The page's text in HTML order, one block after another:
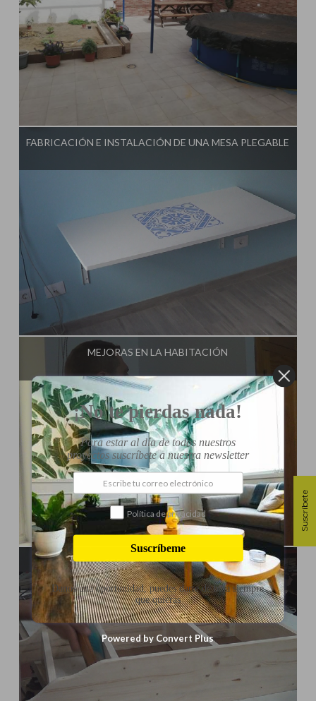
FABRICACIÓN E INSTALACIÓN DE UNA MESA PLEGABLE
Influencer:
MEJORAS EN LA HABITACIÓN
Influencer:Tu Taller de Bricolaje
CÓMO HACER UNA VITRINA PARA EL BAÑO
Suscríbete
¡No te pierdas nada!
Para estar al día de todos nuestros
proyectos suscríbete a nuestra newsletter
Política de privacidad
Suscríbeme
Danos una oportunidad, puedes darte de baja siempre
que quieras
Powered by Convert Plus